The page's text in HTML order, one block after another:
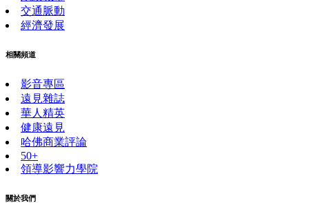
交通脈動
經濟發展
相關頻道
影音專區
遠見雜誌
華人精英
健康遠見
哈佛商業評論
50+
領導影響力學院
關於我們